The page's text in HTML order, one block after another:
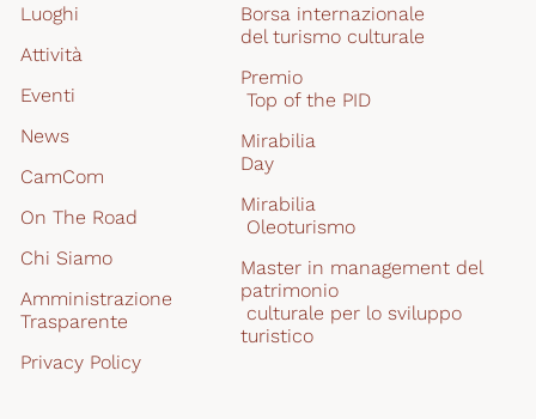
Luoghi
Attività
Eventi
News
CamCom
On The Road
Chi Siamo
Amministrazione
Trasparente
Privacy Policy
Borsa internazionale
del turismo culturale
Premio
Top of the PID
Mirabilia
Day
Mirabilia
Oleoturismo
Master in management del
patrimonio
turistico